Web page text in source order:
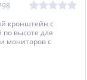
кронштейн с
по высоте для
мониторов с